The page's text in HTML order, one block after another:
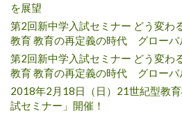
を展望
第2回新中学入試セミナー どう変わ
教育 教育の再定義の時代 グローバ
第2回新中学入試セミナー どう変わ
教育 教育の再定義の時代 グローバ
2018年2月18日（日）21世紀型教
試セミナー」開催！